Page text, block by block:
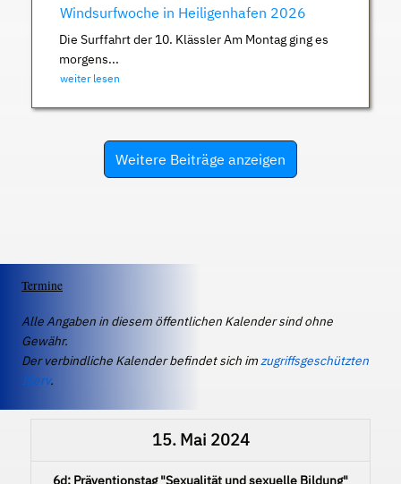
Windsurfwoche in Heiligenhafen 2026
Die Surffahrt der 10. Klässler Am Montag ging es
morgens...
weiter lesen
Weitere Beiträge anzeigen
Termine
Alle Angaben in diesem öffentlichen Kalender sind ohne
Gewähr.
Der verbindliche Kalender befindet sich imzugriffsgeschützten
IServ.
15. Mai 2024
6d: Präventionstag "Sexualität und sexuelle Bildung"